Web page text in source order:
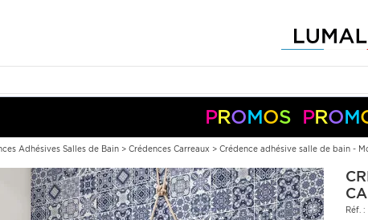
PROMOS PROM
-5% en+ dès 50€
-10% + 150€
Adhésives Salles de Bain >Crédences Carreaux >Crédence adhésive salle de bain -
Réf. :